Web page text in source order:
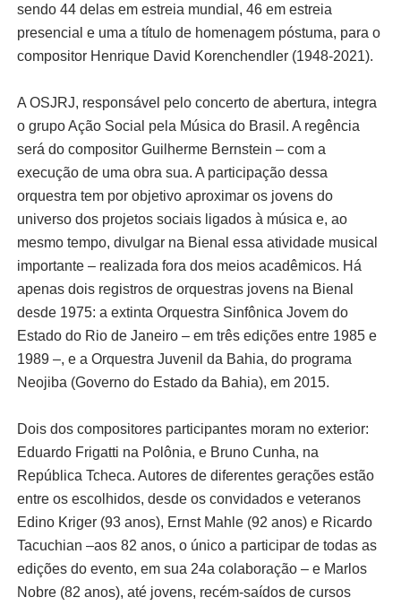
sendo 44 delas em estreia mundial, 46 em estreia
presencial e uma a título de homenagem póstuma, para o
compositor Henrique David Korenchendler (1948-2021).
A OSJRJ, responsável pelo concerto de abertura, integra
o grupo Ação Social pela Música do Brasil. A regência
será do compositor Guilherme Bernstein – com a
execução de uma obra sua. A participação dessa
orquestra tem por objetivo aproximar os jovens do
universo dos projetos sociais ligados à música e, ao
mesmo tempo, divulgar na Bienal essa atividade musical
importante – realizada fora dos meios acadêmicos. Há
apenas dois registros de orquestras jovens na Bienal
desde 1975: a extinta Orquestra Sinfônica Jovem do
Estado do Rio de Janeiro – em três edições entre 1985 e
1989 –, e a Orquestra Juvenil da Bahia, do programa
Neojiba (Governo do Estado da Bahia), em 2015.
Dois dos compositores participantes moram no exterior:
Eduardo Frigatti na Polônia, e Bruno Cunha, na
República Tcheca. Autores de diferentes gerações estão
entre os escolhidos, desde os convidados e veteranos
Edino Kriger (93 anos), Ernst Mahle (92 anos) e Ricardo
Tacuchian –aos 82 anos, o único a participar de todas as
edições do evento, em sua 24a colaboração – e Marlos
Nobre (82 anos), até jovens, recém-saídos de cursos